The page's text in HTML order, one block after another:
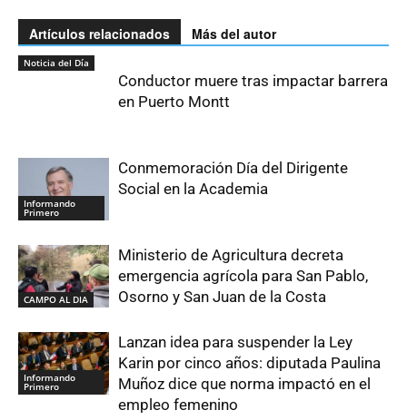
Artículos relacionados Más del autor
Noticia del Día
Conductor muere tras impactar barrera
en Puerto Montt
Informando
Primero
Conmemoración Día del Dirigente
Social en la Academia
CAMPO AL DIA
Ministerio de Agricultura decreta
emergencia agrícola para San Pablo,
Osorno y San Juan de la Costa
Informando
Primero
Lanzan idea para suspender la Ley
Karin por cinco años: diputada Paulina
Muñoz dice que norma impactó en el
empleo femenino